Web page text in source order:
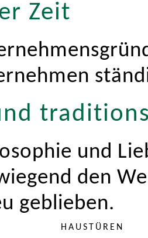
Zeit
und
den
geblieben.
HAUSTÜREN